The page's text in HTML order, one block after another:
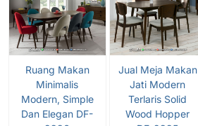
Ruang Makan
Minimalis
Modern, Simple
Dan Elegan DF-
Jual Meja Makan
Jati Modern
Terlaris Solid
Wood Hopper